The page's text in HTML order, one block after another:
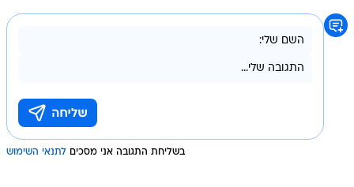
בשליחת התגובה אני מסכים לתנאי השימוש